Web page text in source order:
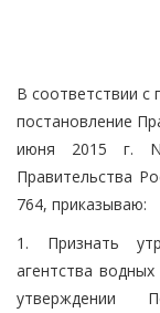
В соответствии с
постановление
июня 2015 г.
Правительства
764, приказываю:
1. Признать
агентства
утверждении